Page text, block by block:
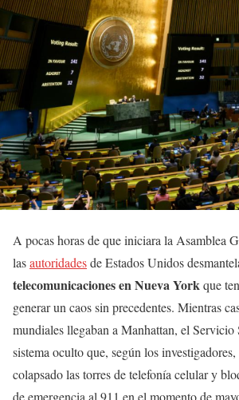
A pocas horas de que iniciara la Asamblea
lasautoridadesde Estados Unidos
telecomunicaciones en Nueva Yorkque
generar un caos sin precedentes. Mientras
mundiales llegaban a Manhattan, el Servicio
sistema oculto que, según los
colapsado las torres de telefonía celular y
de emergencia al 911 en el momento de